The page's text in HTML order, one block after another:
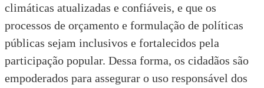
climáticas atualizadas e confiáveis, e que os
processos de orçamento e formulação de políticas
públicas sejam inclusivos e fortalecidos pela
participação popular. Dessa forma, os cidadãos são
empoderados para assegurar o uso responsável dos